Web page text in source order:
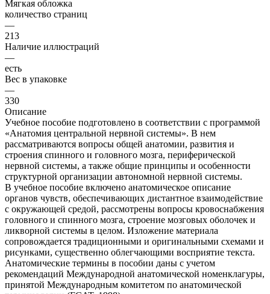
Мягкая обложка
количество страниц
—
213
Наличие иллюстраций
—
есть
Вес в упаковке
—
330
Описание
Учебное пособие подготовлено в соответствии с программой
«Анатомия центральной нервной системы». В нем
рассматриваются вопросы общей анатомии, развития и
строения спинного и головного мозга, периферической
нервной системы, а также общие принципы и особенности
структурной организации автономной нервной системы.
В учебное пособие включено анатомическое описание
органов чувств, обеспечивающих дистантное взаимодействие
с окружающей средой, рассмотрены вопросы кровоснабжения
головного и спинного мозга, строение мозговых оболочек и
ликворной системы в целом. Изложение материала
сопровождается традиционными и оригинальными схемами и
рисунками, существенно облегчающими восприятие текста.
Анатомические термины в пособии даны с учетом
рекомендаций Международной анатомической номенклагуры,
принятой Международным комитетом по анатомической